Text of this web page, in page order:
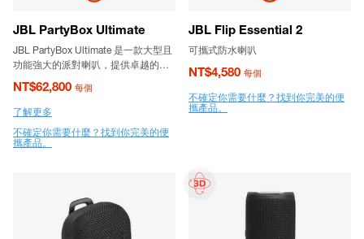
JBL PartyBox Ultimate
JBL PartyBox Ultimate 是一款大型且
功能強大的派對喇叭，提供卓越的
JBL 專業音效和炫酷燈光秀。防潑水
且具有堅固的輪盤，便於運輸。
NT$62,800 每個
了解更多
不確定你需要什麼？找到你完美的便
攜產品。
JBL Flip Essential 2
可攜式防水喇叭
NT$4,580 每個
不確定你需要什麼？找到你完美的便
攜產品。